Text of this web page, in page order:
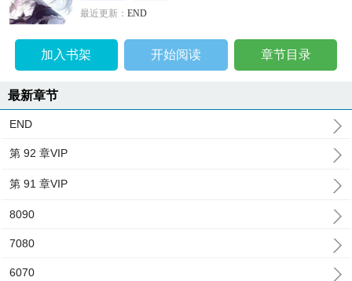
最近更新：END
加入书架 开始阅读 章节目录
最新章节
END
第 92 章VIP
第 91 章VIP
8090
7080
6070